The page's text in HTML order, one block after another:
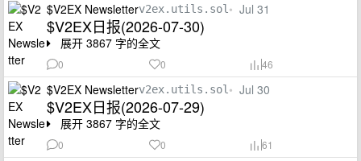
$V2EX Newsletterv2ex.utils.sol• Jul 31
$V2EX日报(2026-07-30)
展开 3867 字的全文
0 0 46
$V2EX Newsletterv2ex.utils.sol• Jul 30
$V2EX日报(2026-07-29)
展开 3867 字的全文
0 0 61